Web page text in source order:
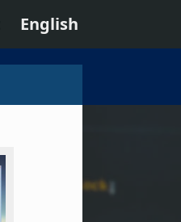
English